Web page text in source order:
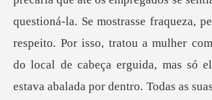
questioná-la. Se mostrasse fraqueza,
respeito. Por isso, tratou a mulher
do local de cabeça erguida, mas